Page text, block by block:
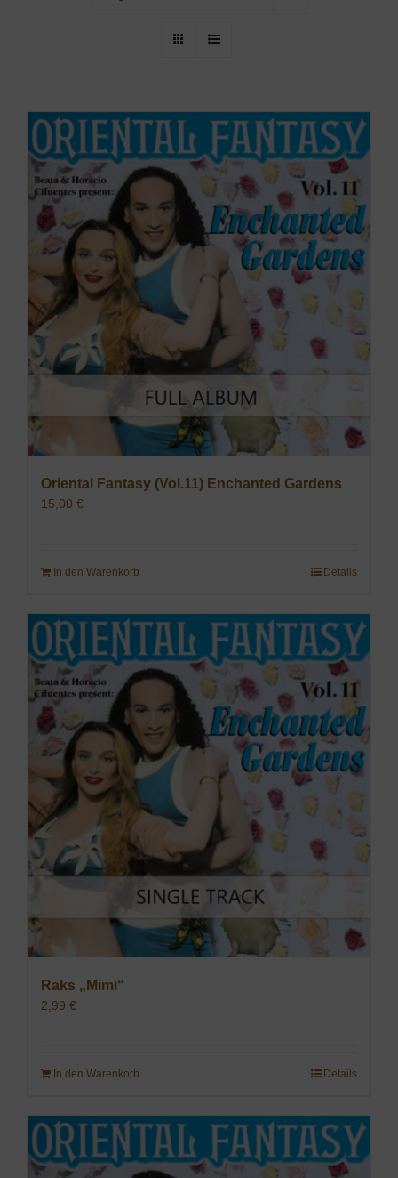
Oriental Fantasy (Vol.11) Enchanted Gardens
15,00 €
In den Warenkorb Details
Raks „Mimi“
2,99 €
In den Warenkorb Details